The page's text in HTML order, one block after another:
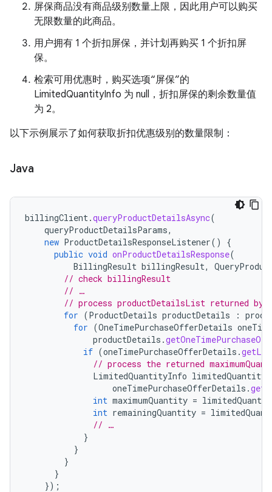
屏保商品没有商品级别数量上限，因此用户可以购买
无限数量的此商品。
用户拥有 1 个折扣屏保，并计划再购买 1 个折扣屏
保。
检索可用优惠时，购买选项“屏保”的
LimitedQuantityInfo 为 null，折扣屏保的剩余数量值
为 2。
以下示例展示了如何获取折扣优惠级别的数量限制：
Java
billingClient.queryProductDetailsAsync(
queryProductDetailsParams,
new ProductDetailsResponseListener()
{
public void onProductDetailsResponse(
BillingResult billingResult,
// check billingResult
// …
// process productDetailsList returned by
for (ProductDetails productDetails :
for (OneTimePurchaseOfferDetails
productDetails .
if (oneTimePurchaseOfferDetails .
// process the returned
LimitedQuantityInfo
oneTimePurchaseOfferDetails .
int maximumQuantity =
int remainingQuantity =
// …
}
}
}
}
});